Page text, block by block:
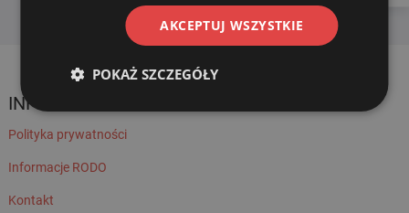
INFORMACJE
Polityka prywatności
Informacje RODO
Kontakt
AKCEPTUJ WSZYSTKIE
POKAŻ SZCZEGÓŁY